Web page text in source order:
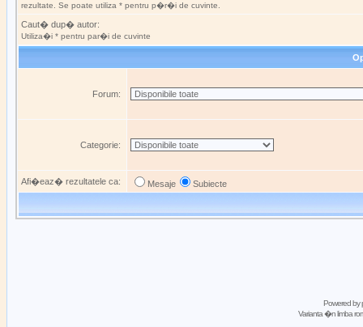
rezultate. Se poate utiliza * pentru p�r�i de cuvinte.
Caut� dup� autor:
Utiliza�i * pentru par�i de cuvinte
Forum:
Categorie:
Afi�eaz� rezultatele ca: Mesaje Subiecte
Powered by
Varianta �n limba